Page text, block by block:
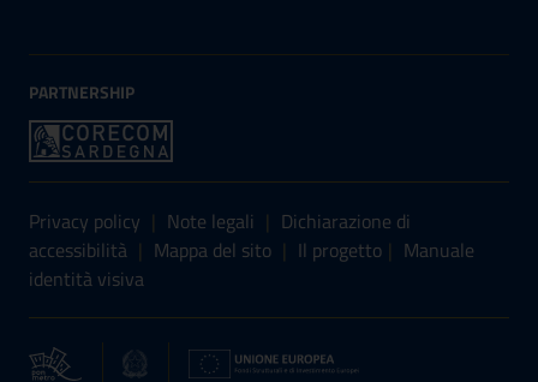
PARTNERSHIP
Sezione Link Utili
Privacy policy | Note legali | Dichiarazione di
accessibilità | Mappa del sito | Il progetto | Manuale
identità visiva